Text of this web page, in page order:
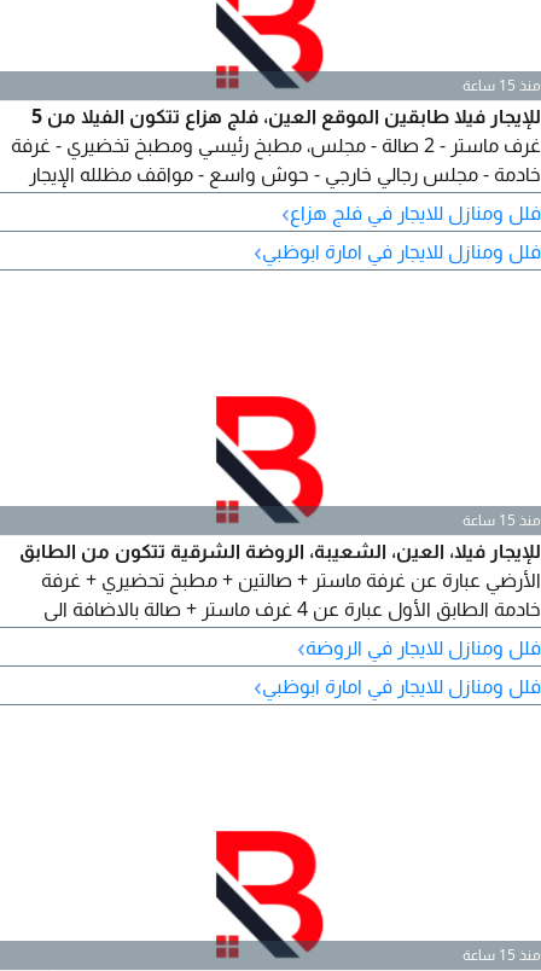
منذ 15 ساعة
للإيجار فيلا طابقين الموقع العين، فلج هزاع تتكون الفيلا من 5
غرف ماستر - 2 صالة - مجلس، مطبخ رئيسي ومطبخ تخضيري - غرفة
خادمة - مجلس رجالي خارجي - حوش واسع - مواقف مظلله الإيجار
140 ألف - عقد موثق عمولة مكتب 5
فلل ومنازل للايجار في فلج هزاع›
فلل ومنازل للايجار في امارة ابوظبي›
منذ 15 ساعة
للإيجار فيلا، العين، الشعيبة، الروضة الشرقية تتكون من الطابق
الأرضي عبارة عن غرفة ماستر + صالتين + مطبخ تحضيري + غرفة
خادمة الطابق الأول عبارة عن 4 غرف ماستر + صالة بالاضافة الى
مطبخ خارجي - غرفة غسيل - مخزن - غرفة حارس ويوجد مجلس
خارجي مع صالة طعام، حوش واسع الإيجار 150 ألف، عقد موثق -
عمولة مكتب 5%
فلل ومنازل للايجار في الروضة›
فلل ومنازل للايجار في امارة ابوظبي›
منذ 15 ساعة